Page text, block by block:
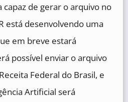
de gerar o arquivo no
está desenvolvendo uma
em breve estará
possível enviar o arquivo
Federal do Brasil, e
Artificial será